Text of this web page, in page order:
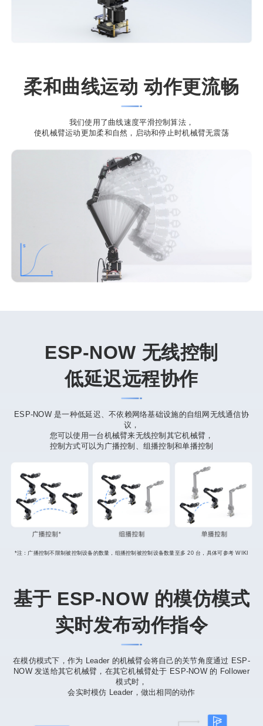
柔和曲线运动 动作更流畅
我们使用了曲线速度平滑控制算法，
使机械臂运动更加柔和自然，启动和停止时机械臂无震荡
ESP-NOW 无线控制
低延迟远程协作
ESP-NOW 是一种低延迟、不依赖网络基础设施的自组网无线通信协
议，
您可以使用一台机械臂来无线控制其它机械臂，
控制方式可以为广播控制、组播控制和单播控制
*注：广播控制不限制被控制设备的数量，组播控制被控制设备数量至多 20 台，具体可参考 WIKI
基于 ESP-NOW 的模仿模式
实时发布动作指令
在模仿模式下，作为 Leader 的机械臂会将自己的关节角度通过 ESP-
NOW 发送给其它机械臂，在其它机械臂处于 ESP-NOW 的 Follower
模式时，
会实时模仿 Leader，做出相同的动作